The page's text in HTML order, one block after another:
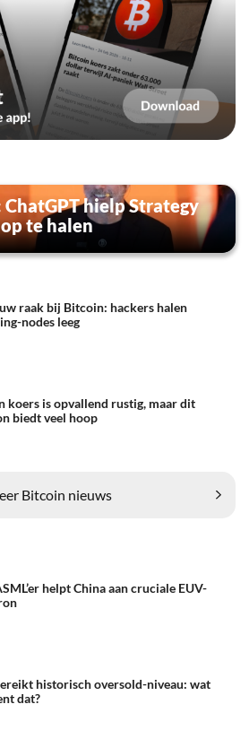
hielp Strategy
te halen
raak bij Bitcoin: hackers halen
nodes leeg
koers is opvallend rustig, maar dit
biedt veel hoop
Bitcoin nieuws
helpt China aan cruciale EUV-
historisch oversold-niveau: wat
dat?